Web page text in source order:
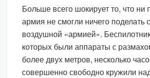
Больше всего шокирует то, что ни
армия не смогли ничего поделать
воздушной «армией».
которых были аппараты с
более двух метров, несколько
совершенно свободно кружили